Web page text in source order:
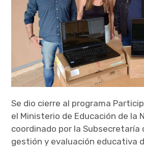
¿Puedo sumarme?
Donaciones
Contacto
Se dio cierre al programa
el Ministerio de Educación de la
coordinado por la Subsecretaría
gestión y evaluación educativa